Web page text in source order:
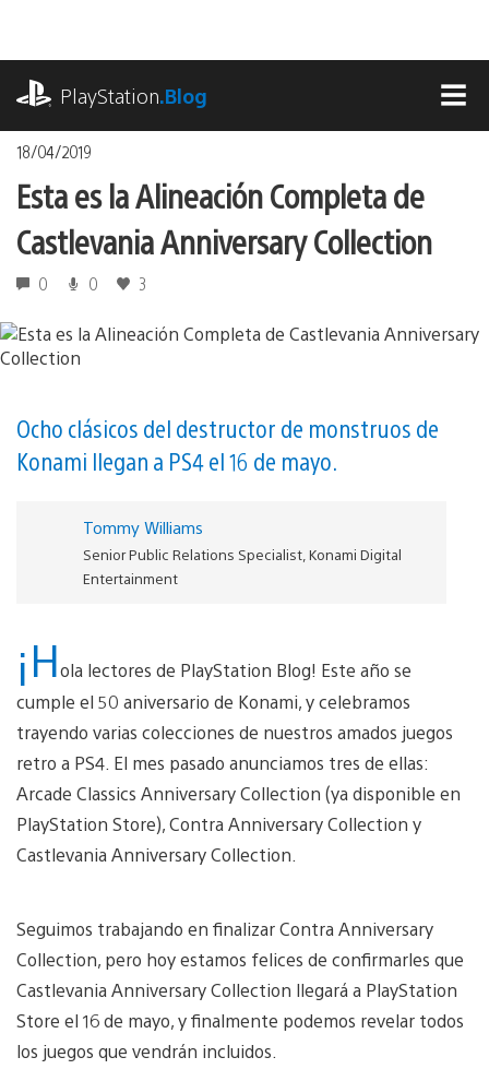
contenido
PlayStation.Blog
18/04/2019
Esta es la Alineación Completa de
Castlevania Anniversary Collection
0 0 3
Ocho clásicos del destructor de monstruos de
Konami llegan a PS4 el 16 de mayo.
Tommy Williams
Senior Public Relations Specialist, Konami Digital
Entertainment
¡Hola lectores de PlayStation Blog! Este año se
cumple el 50 aniversario de Konami, y celebramos
trayendo varias colecciones de nuestros amados juegos
retro a PS4. El mes pasado anunciamos tres de ellas:
Arcade Classics Anniversary Collection (ya disponible en
PlayStation Store), Contra Anniversary Collection y
Castlevania Anniversary Collection.
Seguimos trabajando en finalizar Contra Anniversary
Collection, pero hoy estamos felices de confirmarles que
Castlevania Anniversary Collection llegará a PlayStation
Store el 16 de mayo, y finalmente podemos revelar todos
los juegos que vendrán incluidos.